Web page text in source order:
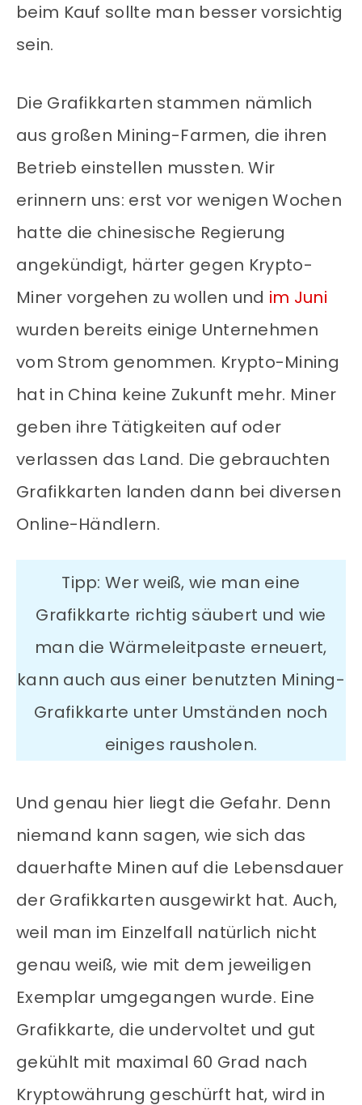
beim Kauf sollte man besser vorsichtig
sein.
Die Grafikkarten stammen nämlich
aus großen Mining-Farmen, die ihren
Betrieb einstellen mussten. Wir
erinnern uns: erst vor wenigen Wochen
hatte die chinesische Regierung
angekündigt, härter gegen Krypto-
Miner vorgehen zu wollen und im Juni
wurden bereits einige Unternehmen
vom Strom genommen. Krypto-Mining
hat in China keine Zukunft mehr. Miner
geben ihre Tätigkeiten auf oder
verlassen das Land. Die gebrauchten
Grafikkarten landen dann bei diversen
Online-Händlern.
Tipp: Wer weiß, wie man eine
Grafikkarte richtig säubert und wie
man die Wärmeleitpaste erneuert,
kann auch aus einer benutzten Mining-
Grafikkarte unter Umständen noch
einiges rausholen.
Und genau hier liegt die Gefahr. Denn
niemand kann sagen, wie sich das
dauerhafte Minen auf die Lebensdauer
der Grafikkarten ausgewirkt hat. Auch,
weil man im Einzelfall natürlich nicht
genau weiß, wie mit dem jeweiligen
Exemplar umgegangen wurde. Eine
Grafikkarte, die undervoltet und gut
gekühlt mit maximal 60 Grad nach
Kryptowährung geschürft hat, wird in